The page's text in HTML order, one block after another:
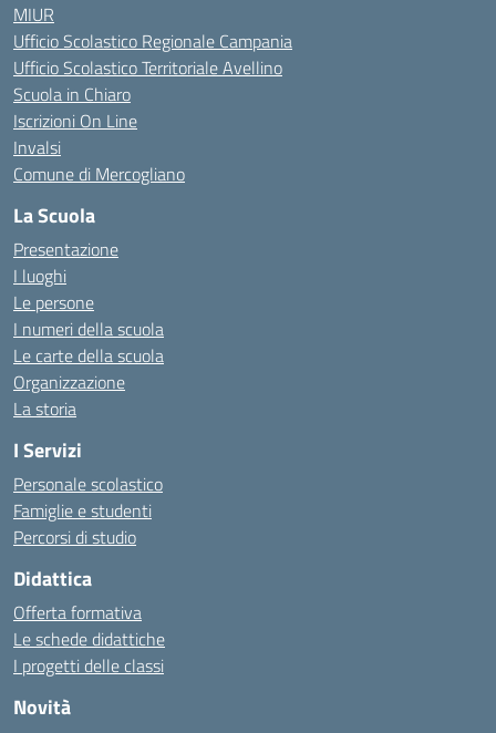
MIUR
Ufficio Scolastico Regionale Campania
Ufficio Scolastico Territoriale Avellino
Scuola in Chiaro
Iscrizioni On Line
Invalsi
Comune di Mercogliano
La Scuola
Presentazione
I luoghi
Le persone
I numeri della scuola
Le carte della scuola
Organizzazione
La storia
I Servizi
Personale scolastico
Famiglie e studenti
Percorsi di studio
Didattica
Offerta formativa
Le schede didattiche
I progetti delle classi
Novità